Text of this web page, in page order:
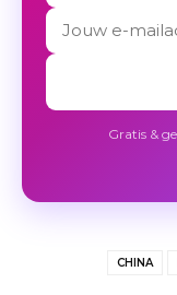
Gratis &
CHINA